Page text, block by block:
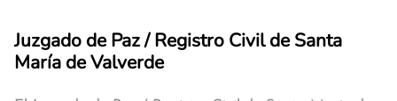
Juzgado de Paz / Registro Civil de Santa
María de Valverde